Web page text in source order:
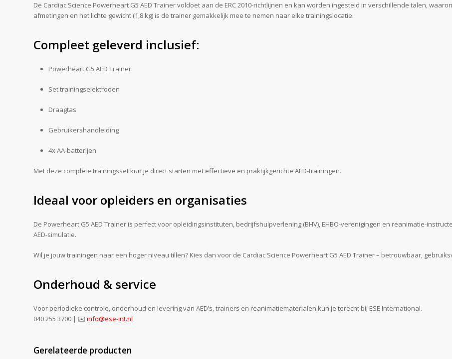
De Cardiac Science Powerheart G5 AED Trainer voldoet aan de ERC 2010-richtlijnen en kan worden ingesteld in verschillende talen,
afmetingen en het lichte gewicht (1,8 kg) is de trainer gemakkelijk mee te nemen naar elke trainingslocatie.
Compleet geleverd inclusief:
Powerheart G5 AED Trainer
Set trainingselektroden
Draagtas
Gebruikershandleiding
4x AA-batterijen
Met deze complete trainingsset kun je direct starten met effectieve en praktijkgerichte AED-trainingen.
Ideaal voor opleiders en organisaties
De Powerheart G5 AED Trainer is perfect voor opleidingsinstituten, bedrijfshulpverlening (BHV), EHBO-verenigingen en reanimatie-
AED-simulatie.
Wil je jouw trainingen naar een hoger niveau tillen? Kies dan voor de Cardiac Science Powerheart G5 AED Trainer – betrouwbaar,
Onderhoud & service
Voor periodieke controle, onderhoud en levering van AED’s, trainers en reanimatiematerialen kun je terecht bij ESE International.
040 255 3700 | ✉️info@ese-int.nl
Gerelateerde producten